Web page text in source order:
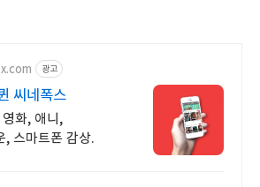
광고
씨네폭스
화, 애니,
, 스마트폰 감상.